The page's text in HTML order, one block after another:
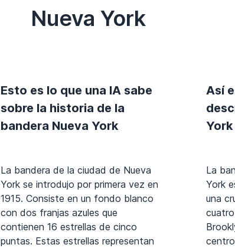
Nueva York
Esto es lo que una IA sabe
sobre la historia de la
bandera Nueva York
La bandera de la ciudad de Nueva
York se introdujo por primera vez en
1915. Consiste en un fondo blanco
con dos franjas azules que
contienen 16 estrellas de cinco
puntas. Estas estrellas representan
Así
York
La
York
una